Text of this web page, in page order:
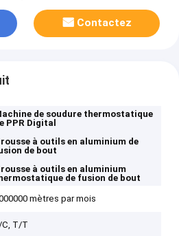
Contactez
de soudure thermostatique
PPR Digital
à outils en aluminium de
de bout
à outils en aluminium
de fusion de bout
mètres par mois
C, T/T